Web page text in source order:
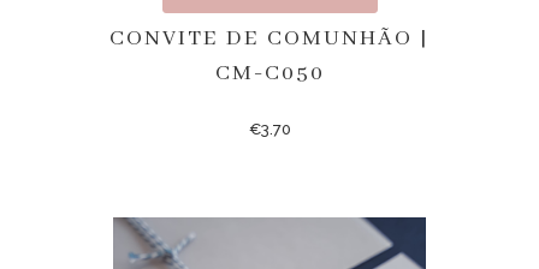
CONVITE DE COMUNHÃO |
CM-C050
€3.70